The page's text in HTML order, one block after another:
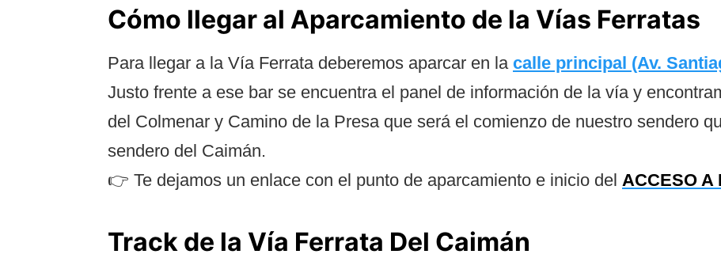
Cómo llegar al Aparcamiento de la Vías Ferratas
Para llegar a la Vía Ferrata deberemos aparcar en la calle principal (Av.
Justo frente a ese bar se encuentra el panel de información de la vía y
del Colmenar y Camino de la Presa que será el comienzo de nuestro sendero
sendero del Caimán.
👉 Te dejamos un enlace con el punto de aparcamiento e inicio del ACCESO A
Track de la Vía Ferrata Del Caimán